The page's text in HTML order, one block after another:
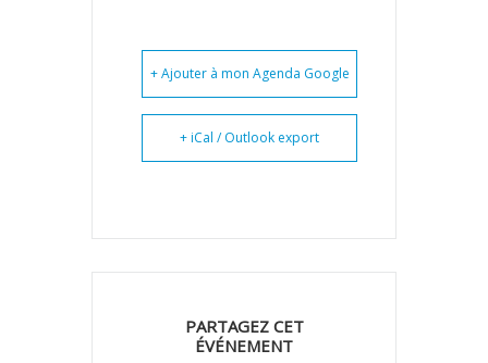
+ Ajouter à mon Agenda Google
+ iCal / Outlook export
PARTAGEZ CET
ÉVÉNEMENT